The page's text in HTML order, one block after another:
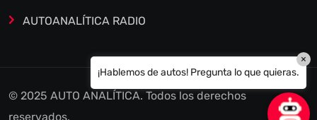
AUTOANALÍTICA RADIO
© 2025 AUTO ANALÍTICA. Todos los derechos
reservados.
¡Hablemos de autos! Pregunta lo que quieras.
×